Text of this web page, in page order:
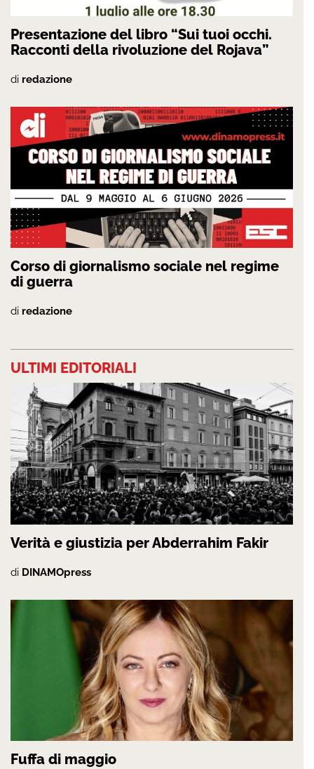
Presentazione del libro “Sui tuoi occhi.
Racconti della rivoluzione del Rojava”
di redazione
Corso di giornalismo sociale nel regime
di guerra
di redazione
ULTIMI EDITORIALI
Verità e giustizia per Abderrahim Fakir
di DINAMOpress
Fuffa di maggio